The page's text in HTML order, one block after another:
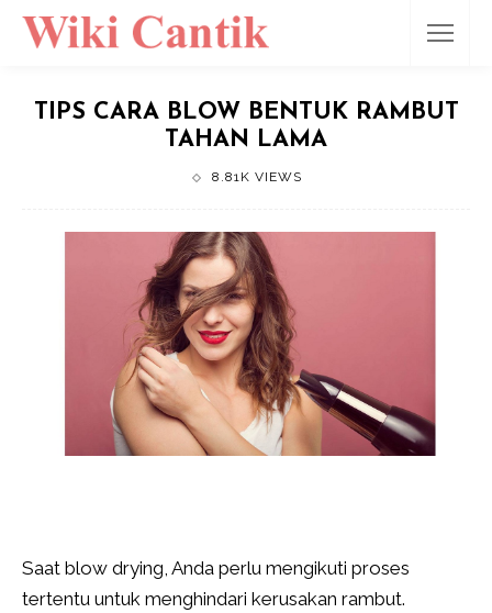
TIPS CARA BLOW BENTUK RAMBUT
TAHAN LAMA
8.81K VIEWS
Saat blow drying, Anda perlu mengikuti proses
tertentu untuk menghindari kerusakan rambut.